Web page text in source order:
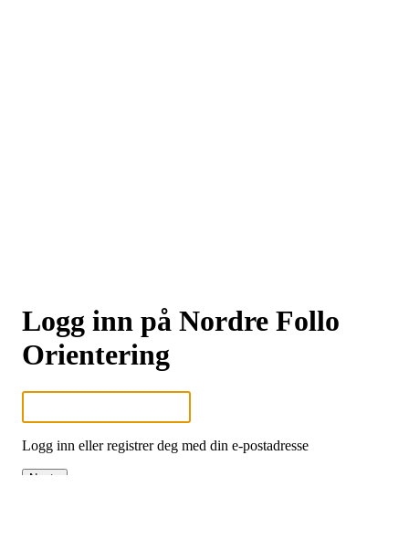
Logg inn på Nordre Follo
Orientering
Logg inn eller registrer deg med din e-postadresse
Neste